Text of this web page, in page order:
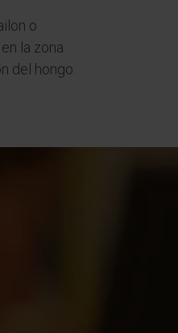
o
la zona
del hongo.